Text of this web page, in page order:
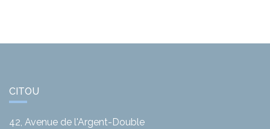
CITOU
42, Avenue de l'Argent-Double